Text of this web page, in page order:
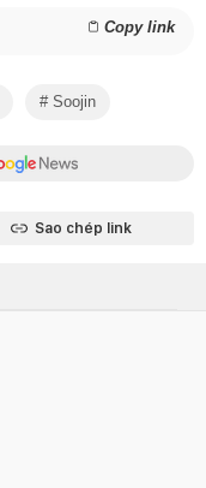
Copy link
Soojin
Sao chép link